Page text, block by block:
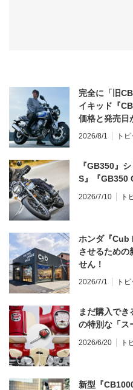
完全に「旧
イキッド『
価格と発売日
2026/8/1 ト
『GB350』
S』『GB350
2026/7/10 ト
ホンダ『Cub
させるための
せん！
2026/7/1 ト
まだ購入で
の特別な「ス
2026/6/20 ト
新型『